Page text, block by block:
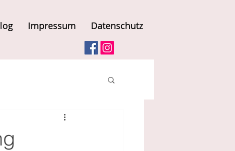
Impressum Datenschutz
Impressum Datenschutz